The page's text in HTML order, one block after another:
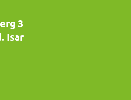
3
Isar